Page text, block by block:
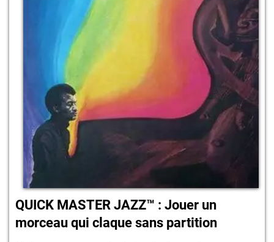
QUICK MASTER JAZZ™ : Jouer un
morceau qui claque sans partition